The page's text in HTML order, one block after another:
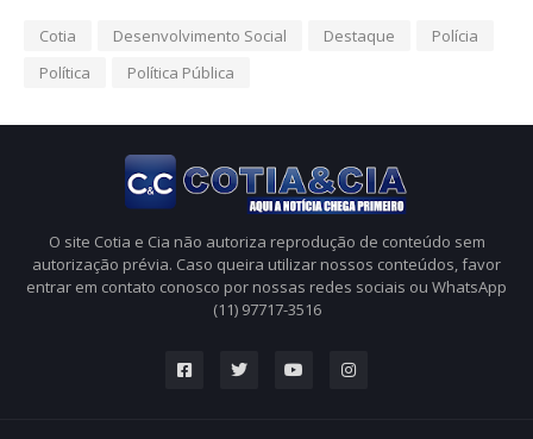
Cotia Desenvolvimento Social Destaque
Polícia
Política
Política Pública
O site Cotia e Cia não autoriza reprodução de conteúdo sem
autorização prévia. Caso queira utilizar nossos conteúdos, favor
entrar em contato conosco por nossas redes sociais ou WhatsApp
(11) 97717-3516